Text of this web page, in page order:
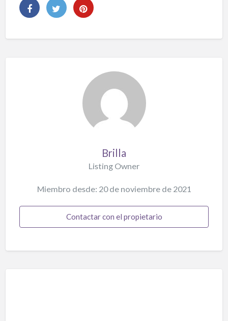
Brilla
Listing Owner
Miembro desde: 20 de noviembre de 2021
Contactar con el propietario